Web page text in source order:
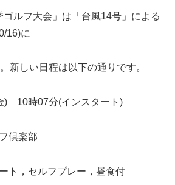
ルフ大会」は「台風14号」による
16)に
新しい日程は以下の通りです。
) 10時07分(インスタート)
倶楽部
ト，セルフプレー，昼食付